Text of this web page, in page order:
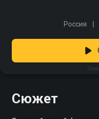
Россия
Сюжет